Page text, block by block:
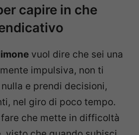
capire in che
vuol dire che sei una
impulsiva, non ti
e prendi decisioni,
nel giro di poco tempo.
che mette in difficoltà